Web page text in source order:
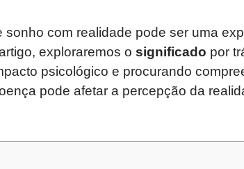
sonho com realidade pode ser uma
exploraremos o significado por
psicológico e procurando
pode afetar a percepção da